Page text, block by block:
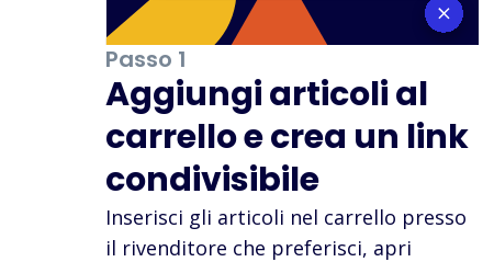
Passo 1
Aggiungi articoli al
carrello e crea un link
condivisibile
Inserisci gli articoli nel carrello presso
il rivenditore che preferisci, apri